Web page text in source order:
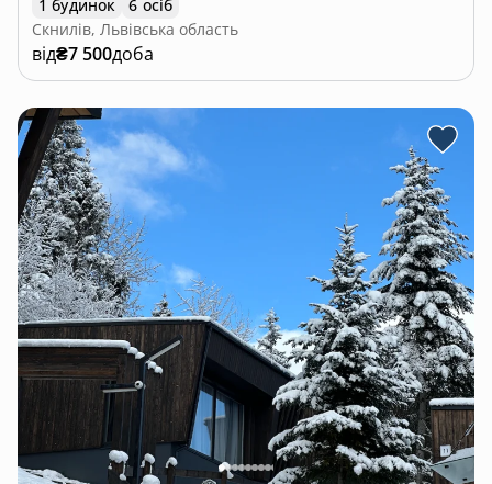
1 будинок
6 осіб
Скнилів, Львівська область
від₴7 500доба